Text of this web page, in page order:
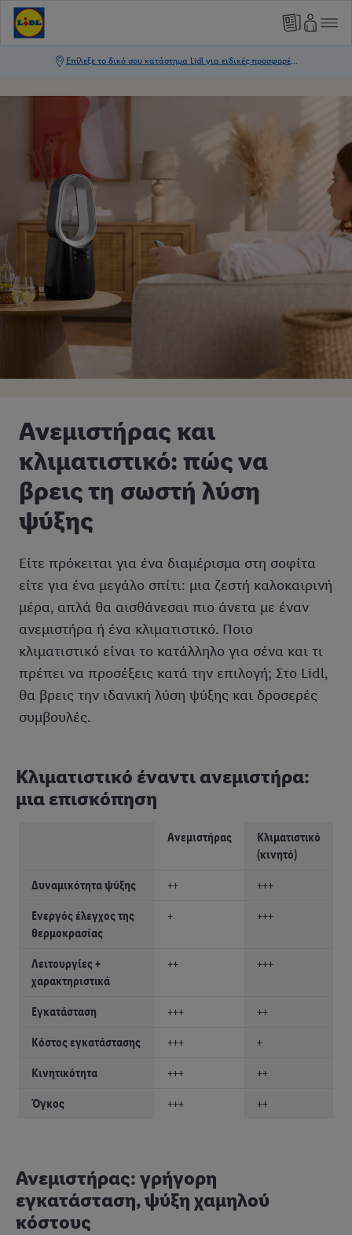
Ανεμιστήρας και
κλιματιστικό: πώς να
βρεις τη σωστή λύση
ψύξης
Είτε πρόκειται για ένα διαμέρισμα στη σοφίτα
είτε για ένα μεγάλο σπίτι: μια ζεστή καλοκαιρινή
μέρα, απλά θα αισθάνεσαι πιο άνετα με έναν
ανεμιστήρα ή ένα κλιματιστικό. Ποιο
κλιματιστικό είναι το κατάλληλο για σένα και τι
πρέπει να προσέξεις κατά την επιλογή; Στο Lidl,
θα βρεις την ιδανική λύση ψύξης και δροσερές
συμβουλές.
Κλιματιστικό έναντι ανεμιστήρα:
μια επισκόπηση
Ανεμιστήρας
Κλιματιστικό
(κινητό)
Δυναμικότητα ψύξης ++ +++
Ενεργός έλεγχος της
θερμοκρασίας
+ +++
Λειτουργίες +
χαρακτηριστικά
++ +++
Εγκατάσταση +++ ++
Κόστος εγκατάστασης +++ +
Κινητικότητα +++ ++
Όγκος +++ ++
Ανεμιστήρας: γρήγορη
εγκατάσταση, ψύξη χαμηλού
κόστους